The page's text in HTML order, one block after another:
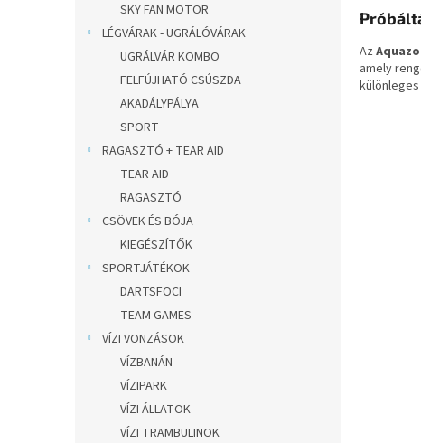
SKY FAN MOTOR
LÉGVÁRAK - UGRÁLÓVÁRAK
UGRÁLVÁR KOMBO
FELFÚJHATÓ CSÚSZDA
AKADÁLYPÁLYA
SPORT
RAGASZTÓ + TEAR AID
TEAR AID
RAGASZTÓ
CSÖVEK ÉS BÓJA
KIEGÉSZÍTŐK
SPORTJÁTÉKOK
DARTSFOCI
TEAM GAMES
VÍZI VONZÁSOK
VÍZBANÁN
VÍZIPARK
VÍZI ÁLLATOK
VÍZI TRAMBULINOK
Az
amely